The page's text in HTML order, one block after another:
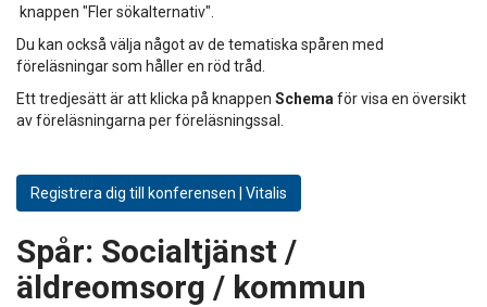
knappen "Fler sökalternativ".
Du kan också välja något av de tematiska spåren med
föreläsningar som håller en röd tråd.
Ett tredjesätt är att klicka på knappen Schema för visa en översikt
av föreläsningarna per föreläsningssal.
Registrera dig till konferensen | Vitalis
Spår: Socialtjänst /
äldreomsorg / kommun